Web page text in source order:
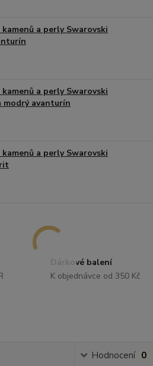
a perly Swarovski
a perly Swarovski
avanturín
a perly Swarovski
Dárkové balení
K objednávce od 350 Kč
Hodnocení 0